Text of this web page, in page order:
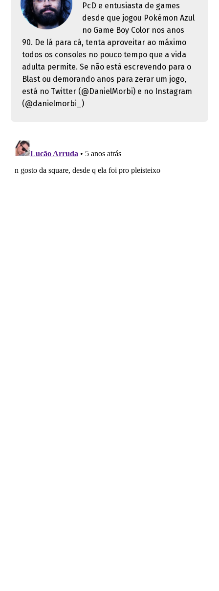
PcD e entusiasta de games
desde que jogou Pokémon Azul
no Game Boy Color nos anos
90. De lá para cá, tenta aproveitar ao máximo
todos os consoles no pouco tempo que a vida
adulta permite. Se não está escrevendo para o
Blast ou demorando anos para zerar um jogo,
está no Twitter (@DanielMorbi) e no Instagram
(@danielmorbi_)